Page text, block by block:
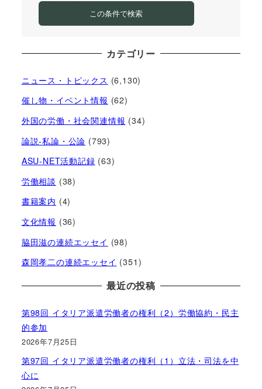
この条件で検索
カテゴリー
ニュース・トピックス (6,130)
催し物・イベント情報 (62)
外国の労働・社会関連情報 (34)
論説-私論・公論 (793)
ASU-NET活動記録 (63)
労働相談 (38)
書籍案内 (4)
文化情報 (36)
脇田滋の連続エッセイ (98)
森岡孝二の連続エッセイ (351)
最近の投稿
第98回 イタリア派遣労働者の権利（2）労働協約・民主
的参加
2026年7月25日
第97回 イタリア派遣労働者の権利（1）立法・司法を中
心に